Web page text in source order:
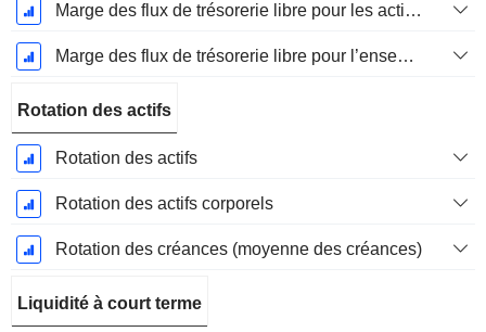
Marge des flux de trésorerie libre pour les actionnaires
Marge des flux de trésorerie libre pour l’ensemble des pourvoyeurs de fonds
Rotation des actifs
Rotation des actifs
Rotation des actifs corporels
Rotation des créances (moyenne des créances)
Liquidité à court terme